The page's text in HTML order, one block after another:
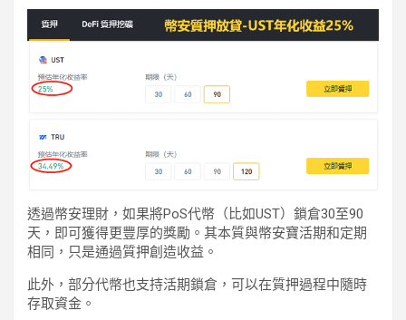
透過幣安理財，如果將PoS代幣（比如UST）鎖倉30至90
天，即可獲得更豐厚的獎勵。其本質與幣安寶活期和定期
相同，只是通過質押創造收益。
此外，部分代幣也支持活期鎖倉，可以在質押過程中隨時
存取資金。